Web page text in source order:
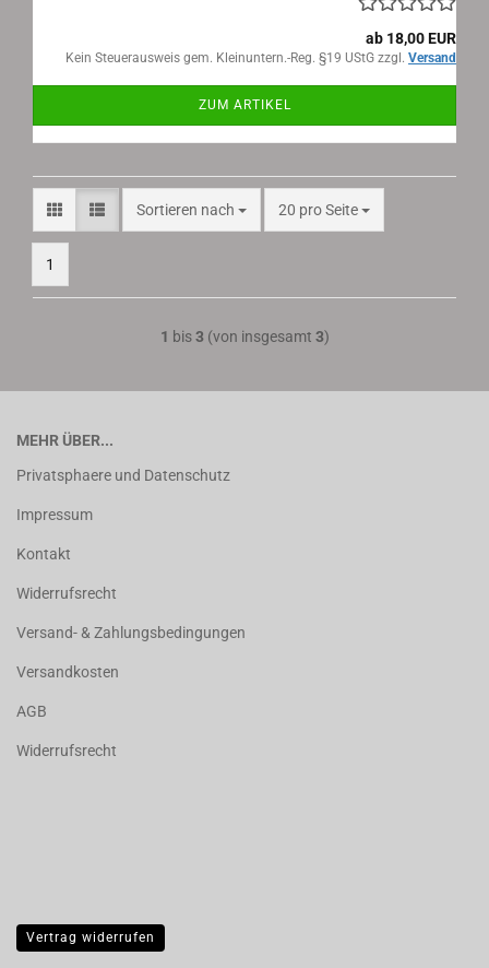
ab 18,00 EUR
Kein Steuerausweis gem. Kleinuntern.-Reg. §19 UStG zzgl. Versand
ZUM ARTIKEL
Sortieren nach
Sortieren nach 20 pro Seite
pro Seite
1
1 bis3(von insgesamt 3)
MEHR ÜBER...
Privatsphaere und Datenschutz
Impressum
Kontakt
Widerrufsrecht
Versand- & Zahlungsbedingungen
Versandkosten
AGB
Widerrufsrecht
Vertrag widerrufen